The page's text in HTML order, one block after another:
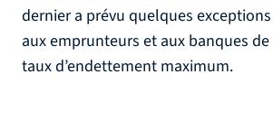
dernier a prévu quelques
aux emprunteurs et aux banques
taux d’endettement maximum.